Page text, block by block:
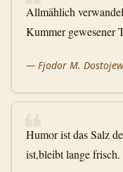
Allmählich
Kummer gewesener
— Fjodor M.
❝
Humor ist das Salz
ist,bleibt lange frisch.